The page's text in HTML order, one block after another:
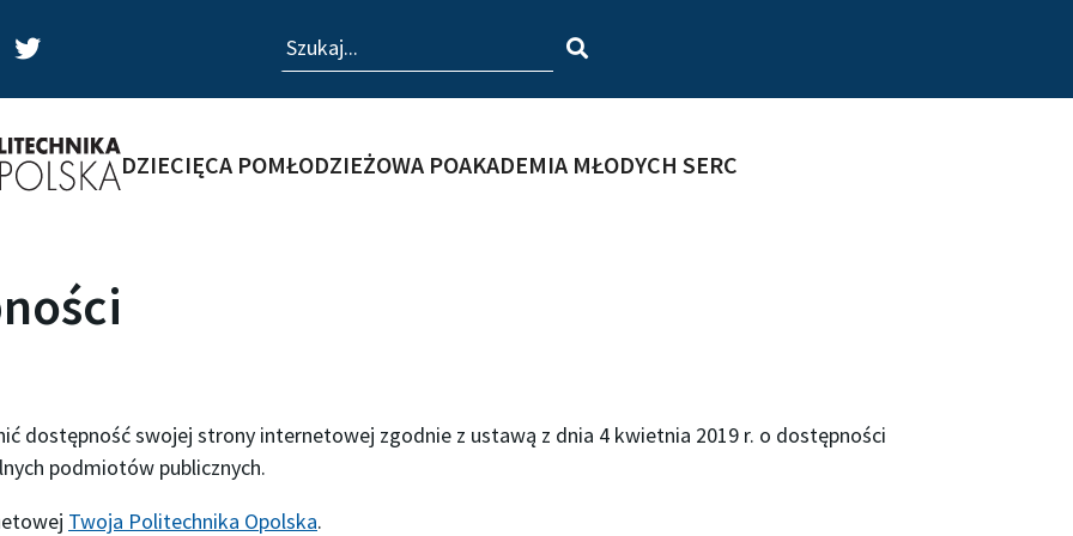
T
i
t
e
Szukaj
DZIECIĘCA POMŁODZIEŻOWA POAKADEMIA MŁODYCH SERC
dostępność swojej strony internetowej zgodnie z ustawą z dnia 4 kwietnia 2019 r. o dostępności
podmiotów publicznych.
Twoja Politechnika Opolska.